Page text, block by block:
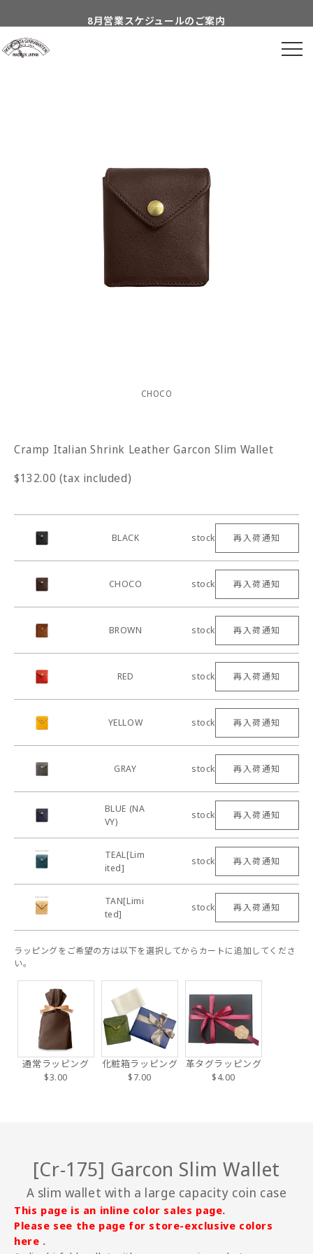
8月営業スケジュールのご案内
CHOCO
Cramp Italian Shrink Leather Garcon Slim Wallet
$132.00 (tax included)
BLACK stock 再入荷通知
CHOCO stock 再入荷通知
BROWN stock 再入荷通知
RED stock 再入荷通知
YELLOW stock 再入荷通知
GRAY stock 再入荷通知
BLUE (NA
VY)
stock 再入荷通知
TEAL[Lim
ited]
stock 再入荷通知
TAN[Limi
ted]
stock 再入荷通知
ラッピングをご希望の方は以下を選択してからカートに追加してくださ
い。
通常ラッピング
$3.00
化粧箱ラッピング
$7.00
革タグラッピング
$4.00
[Cr-175] Garcon Slim Wallet
A slim wallet with a large capacity coin case
This page is an inline color sales page.
Please see the page for store-exclusive colors
here .